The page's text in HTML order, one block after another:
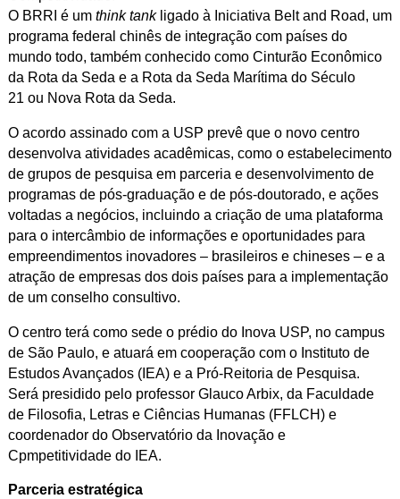
O BRRI é umthink tankligado à Iniciativa Belt and Road, um
programa federal chinês de integração com países do
mundo todo, também conhecido como Cinturão Econômico
da Rota da Seda e a Rota da Seda Marítima do Século
21 ou Nova Rota da Seda.
O acordo assinado com a USP prevê que o novo centro
desenvolva atividades acadêmicas, como o estabelecimento
de grupos de pesquisa em parceria e desenvolvimento de
programas de pós-graduação e de pós-doutorado, e ações
voltadas a negócios, incluindo a criação de uma plataforma
para o intercâmbio de informações e oportunidades para
empreendimentos inovadores – brasileiros e chineses – e a
atração de empresas dos dois países para a implementação
de um conselho consultivo.
O centro terá como sede o prédio do Inova USP, no campus
de São Paulo, e atuará em cooperação com o Instituto de
Estudos Avançados (IEA) e a Pró-Reitoria de Pesquisa.
Será presidido pelo professor Glauco Arbix, da Faculdade
de Filosofia, Letras e Ciências Humanas (FFLCH) e
coordenador do Observatório da Inovação e
Cpmpetitividade do IEA.
Parceria estratégica